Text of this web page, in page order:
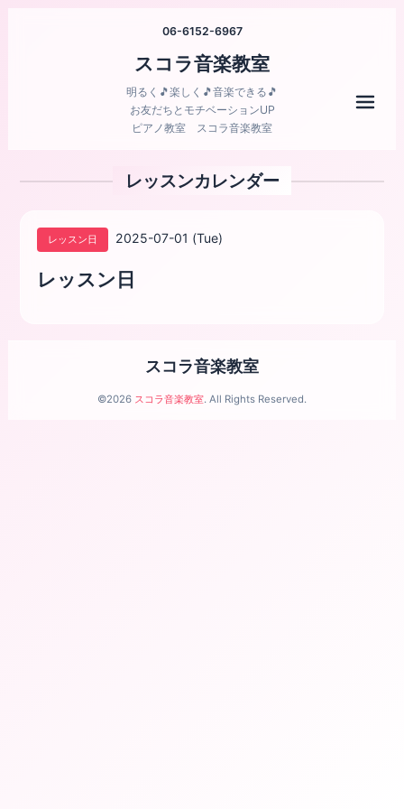
06-6152-6967
スコラ音楽教室
明るく🎵楽しく🎵音楽できる🎵
お友だちとモチベーションUP
ピアノ教室 スコラ音楽教室
レッスンカレンダー
レッスン日 2025-07-01 (Tue)
レッスン日
スコラ音楽教室
©2026 スコラ音楽教室. All Rights Reserved.